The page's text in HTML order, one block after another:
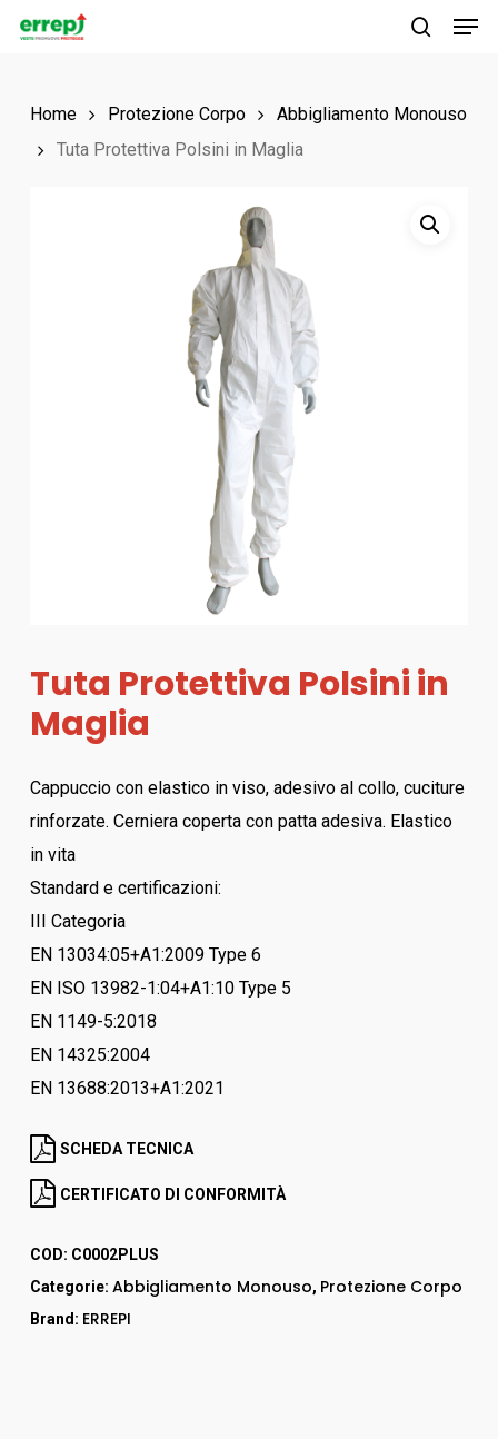
Skip
contentHome Protezione Corpo
Abbigliamento Monouso
Tuta Protettiva Polsini in Maglia
Tuta Protettiva Polsini in
Maglia
Cappuccio con elastico in viso, adesivo al collo, cuciture
rinforzate. Cerniera coperta con patta adesiva. Elastico
in vita
Standard e certificazioni:
III Categoria
EN 13034:05+A1:2009 Type 6
EN ISO 13982-1:04+A1:10 Type 5
EN 1149-5:2018
EN 14325:2004
EN 13688:2013+A1:2021
SCHEDA TECNICA
CERTIFICATO DI CONFORMITÀ
COD: C0002PLUS
Categorie: Abbigliamento Monouso, Protezione Corpo
Brand: ERREPI